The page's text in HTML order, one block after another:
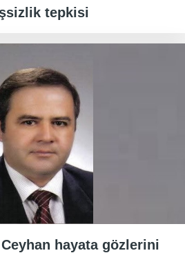
tepkisi
hayata gözlerini